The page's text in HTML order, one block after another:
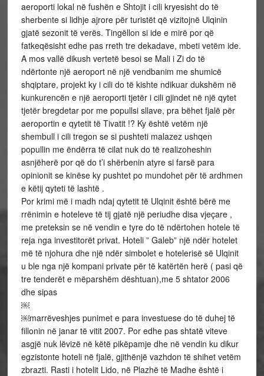
aeroporti lokal në fushën e Shtojit i cili kryesisht do të
sherbente si lidhje ajrore për turistët që vizitojnë Ulqinin
gjatë sezonit të verës. Tingëllon si ide e mirë por që
fatkeqësisht edhe pas rreth tre dekadave, mbeti vetëm ide.
A mos vallë dikush vertetë besoi se Mali i Zi do të
ndërtonte një aeroport në një vendbanim me shumicë
shqiptare, projekt ky i cili do të kishte ndikuar dukshëm në
kunkurencën e një aeroporti tjetër i cili gjindet në një qytet
tjetër bregdetar por me popullsi sllave, pra bëhet fjalë për
aeroportin e qytetit të Tivatit !? Ky është vetëm një
shembull i cili tregon se si pushteti malazez ushqen
popullin me ëndërra të cilat nuk do të realizoheshin
asnjëherë por që do t’i shërbenin atyre si farsë para
opinionit se kinëse ky pushtet po mundohet për të ardhmen
e këtij qyteti të lashtë .
Por krimi më i madh ndaj qytetit të Ulqinit është bërë me
rrënimin e hoteleve të tij gjatë një periudhe disa vjeçare ,
me preteksin se në vendin e tyre do të ndërtohen hotele të
reja nga investitorët privat. Hoteli ” Galeb” një ndër hotelet
më të njohura dhe një ndër simbolet e hotelerisë së Ulqinit
u ble nga një kompani private për të katërtën herë ( pasi që
tre tenderët e mëparshëm dështuan),me 5 shtator 2006
dhe sipas
￼
￼marrëveshjes punimet e para investuese do të duhej të
fillonin në janar të vitit 2007. Por edhe pas shtatë viteve
asgjë nuk lëvizë në këtë pikëpamje dhe në vendin ku dikur
egzistonte hoteli në fjalë, gjithënjë vazhdon të shihet vetëm
zbrazti. Rasti i hotelit Lido, në Plazhë të Madhe është i